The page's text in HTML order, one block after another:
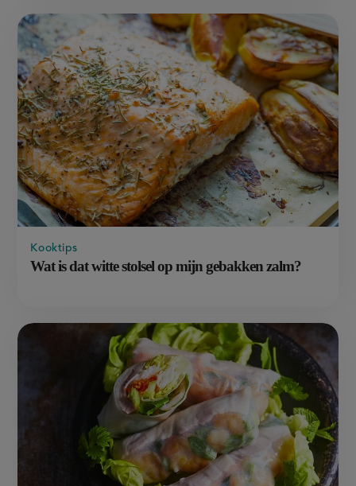
Wat is dat witte stolsel op mijn gebakken zalm?
Kooktips